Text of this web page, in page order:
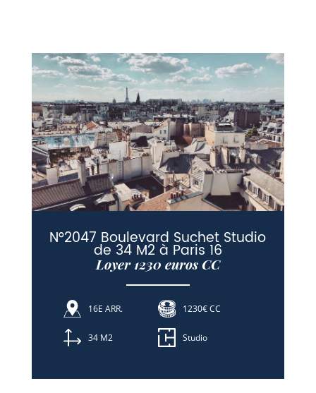
N°2047 Boulevard Suchet Studio
de 34 M2 à Paris 16
Loyer 1230 euros CC
16E ARR. 1230€ CC
34 M2 Studio